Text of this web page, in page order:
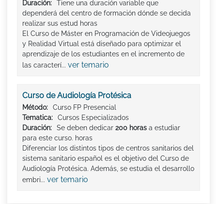
Duración:
Tiene una duración variable que
dependerá del centro de formación dónde se decida
realizar sus estud horas
El Curso de Máster en Programación de Videojuegos
y Realidad Virtual está diseñado para optimizar el
aprendizaje de los estudiantes en el incremento de
las caracterí... ver temario
Curso de Audiología Protésica
Método:
Curso FP Presencial
Tematica:
Cursos Especializados
Duración:
Se deben dedicar 200 horas a estudiar
para este curso. horas
Diferenciar los distintos tipos de centros sanitarios del
sistema sanitario español es el objetivo del Curso de
Audiología Protésica. Además, se estudia el desarrollo
embri... ver temario